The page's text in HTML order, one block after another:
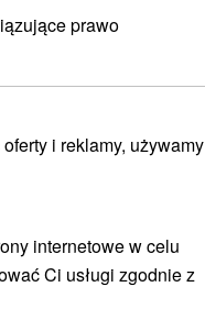
prawo
i reklamy, używamy
internetowe w celu
Ci usługi zgodnie z